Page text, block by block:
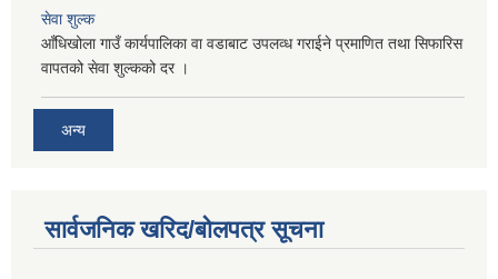
सेवा शुल्क
आँधिखोला गाउँ कार्यपालिका वा वडाबाट उपलव्ध गराईने प्रमाणित तथा सिफारिस
वापतको सेवा शुल्कको दर ।
अन्य
सार्वजनिक खरिद/बोलपत्र सूचना